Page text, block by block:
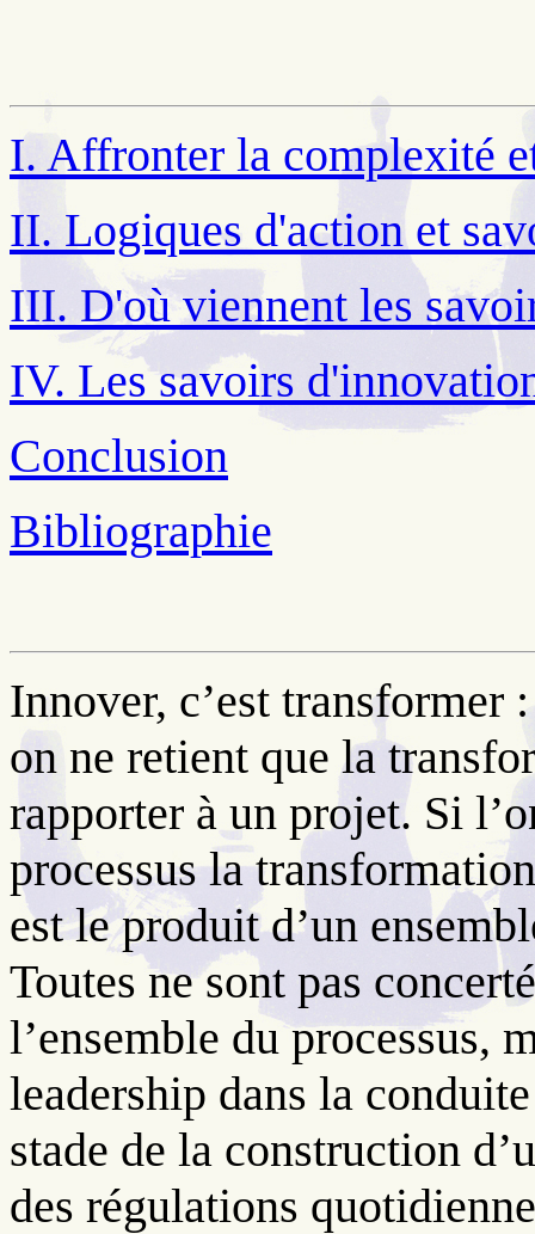
I. Affronter la complexité
II. Logiques d'action et
III. D'où viennent les
IV. Les savoirs
Conclusion
Bibliographie
Innover, c’est transformer
on ne retient que la
rapporter à un projet. Si
processus la
est le produit d’un
Toutes ne sont pas
l’ensemble du processus,
leadership dans la
stade de la construction
des régulations